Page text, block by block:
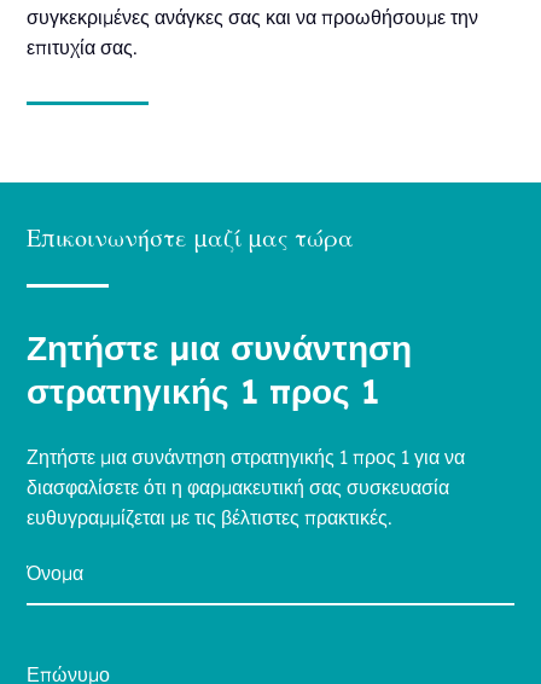
συγκεκριμένες ανάγκες σας και να προωθήσουμε την
επιτυχία σας.
Επικοινωνήστε μαζί μας τώρα
Ζητήστε μια συνάντηση
στρατηγικής 1 προς 1
Ζητήστε μια συνάντηση στρατηγικής 1 προς 1 για να
διασφαλίσετε ότι η φαρμακευτική σας συσκευασία
ευθυγραμμίζεται με τις βέλτιστες πρακτικές.